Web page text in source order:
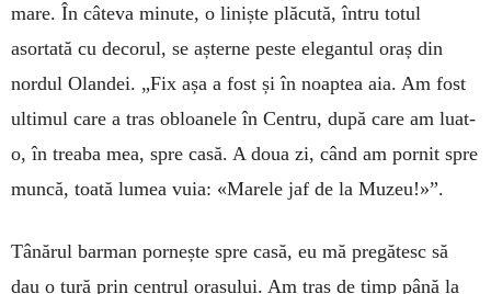
mare. În câteva minute, o liniște plăcută, în­tru totul
asortată cu deco­rul, se așterne peste elegantul oraș din
nordul Olandei. „Fix așa a fost și în noaptea aia. Am fost
ul­timul care a tras obloanele în Centru, după care am lu­at-
o, în treaba mea, spre casă. A doua zi, când am pornit spre
muncă, toată lumea vuia: «Marele jaf de la Muzeu!»”.
Tânărul barman pornește spre casă, eu mă pre­gătesc să
dau o tură prin centrul orașului. Am tras de timp până la